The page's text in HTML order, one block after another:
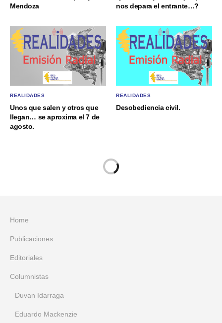
Mendoza
nos depara el entrante…?
REALIDADES
Unos que salen y otros que
llegan… se aproxima el 7 de
agosto.
REALIDADES
Desobediencia civil.
Home
Publicaciones
Editoriales
Columnistas
Duvan Idarraga
Eduardo Mackenzie